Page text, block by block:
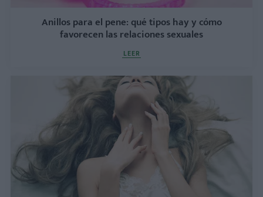
Anillos para el pene: qué tipos hay y cómo
favorecen las relaciones sexuales
LEER